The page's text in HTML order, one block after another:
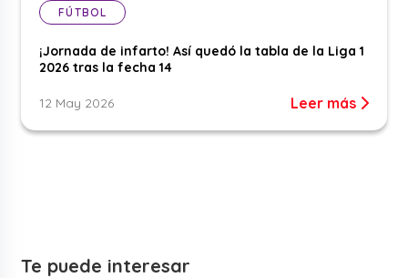
FÚTBOL
¡Jornada de infarto! Así quedó la tabla de la Liga 1
2026 tras la fecha 14
12 May 2026 Leer más
Te puede interesar